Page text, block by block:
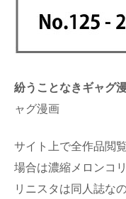
紛うことなきギャグ
ャグ漫画
サイト上で全作品閲
場合は濃縮メロンコ
リニスタは同人誌な